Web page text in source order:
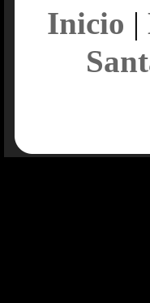
Inicio |